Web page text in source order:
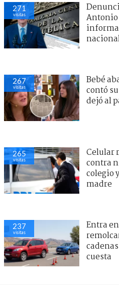
271
visitas
Antonio
267
visitas
Bebé
contó
dejó al
265
visitas
Celular
contra
colegio
madre
237
visitas
Entra
cuesta